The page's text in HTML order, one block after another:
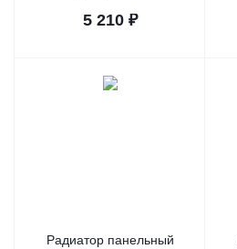
5 210₽
Радиатор панельный